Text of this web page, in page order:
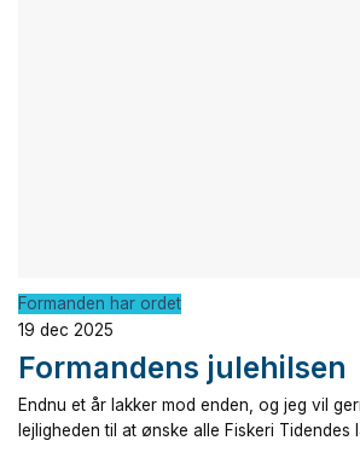
Formanden har ordet
19 dec 2025
Formandens julehilsen
Endnu et år lakker mod enden, og jeg vil
lejligheden til at ønske alle Fiskeri Tidendes